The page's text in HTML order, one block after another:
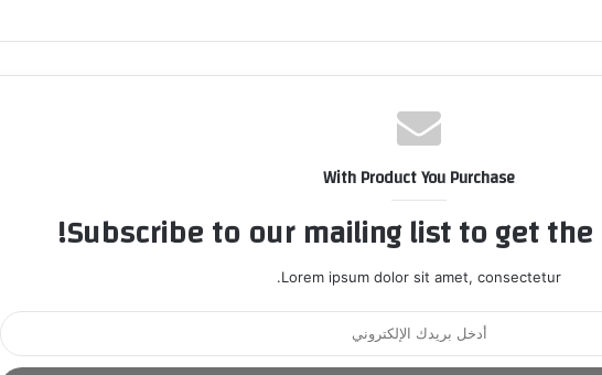
With Product You Purchase
Subscribe to our mailing list to get the
Lorem ipsum dolor sit amet, consectetur.